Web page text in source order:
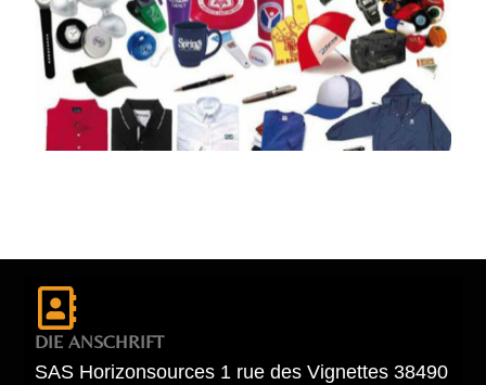
DIE ANSCHRIFT
SAS Horizonsources 1 rue des Vignettes 38490